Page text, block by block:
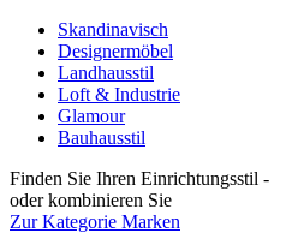
Skandinavisch
Designermöbel
Landhausstil
Loft & Industrie
Glamour
Bauhausstil
Finden Sie Ihren Einrichtungsstil -
oder kombinieren Sie
Zur Kategorie Marken